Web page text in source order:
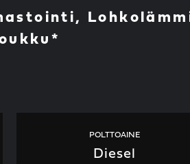
POLTTOAINE
Diesel